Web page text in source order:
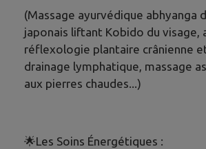
(Massage ayurvédique abhyanga
japonais liftant Kobido du visage,
réflexologie plantaire crânienne
drainage lymphatique, massage
aux pierres chaudes...)
​🌟Les Soins Énergétiques :